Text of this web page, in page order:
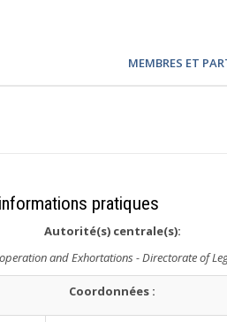
MEMBRES ET
pratiques
Autorité(s) centrale(s):
and Exhortations - Directorate of
Coordonnées :